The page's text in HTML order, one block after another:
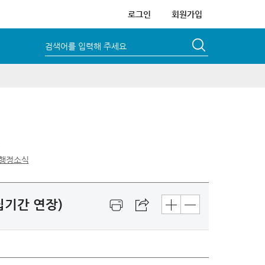
로그인 회원가입
검색어를 입력해 주세요
정소식
기간 연장)